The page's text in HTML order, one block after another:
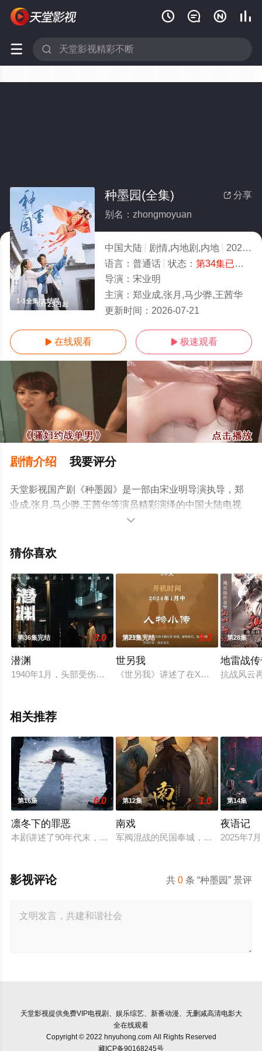
   
 
1-1全集/大结局
 分享
种墨园(全集)
别名：zhongmoyuan
中国大陆 剧情,内地剧,内地 2026
语言： 普通话 状态： 第34集已完结
导演： 宋业明
主演： 郑业成,张月,马少骅,王茜华
更新时间： 2026-07-21
 在线观看  极速观看
剧情介绍 我要评分
天堂影视国产剧《种墨园》是一部由宋业明导演执导，郑
业成,张月,马少骅,王茜华等演员精彩演绎的中国大陆电视
剧，大结局剧情已揭晓（1-1全集），手机免费观看高清未
移步至豆瓣电视剧、电视猫或剧情网等平台了解。

猜你喜欢
第36集完结 5.0
潜渊
1940年1月，头部受伤的我党地下工作者梁朔在深山暴雪中苏醒
第21集完结 9.0
世另我
《世另我》讲述了在X世界中古格王
第28集
地雷战
抗战风云
相关推荐
第16集 6.0
凛冬下的罪恶
本剧讲述了90年代末，怒河市刑侦支队在无普及监控、无DNA
第12集 1.0
南戏
军阀混战的民国奉城，玉佛头离奇失
第14集
夜语记
2025年7
共0 条 “种墨园” 景评
影视评论
天堂影视提供免费VIP电视剧、娱乐综艺、新番动漫、无删减高清电影大
全在线观看
Copyright © 2022 hnyuhong.com All Rights Reserved
藏ICP备90168245号